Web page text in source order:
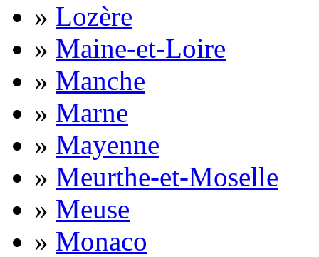
» Lozère
» Maine-et-Loire
» Manche
» Marne
» Mayenne
» Meurthe-et-Moselle
» Meuse
» Monaco